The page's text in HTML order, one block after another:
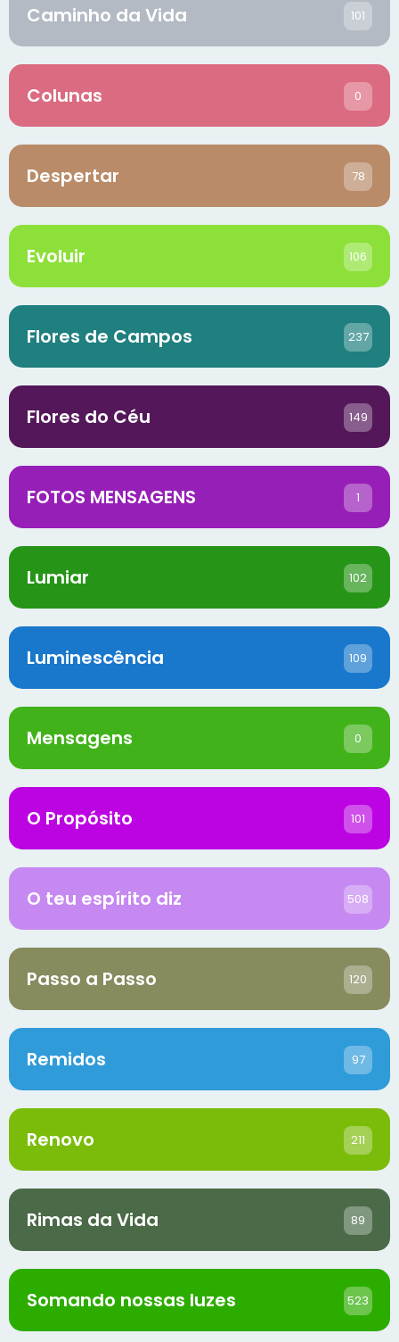
Caminho da Vida 101
Colunas 0
Despertar 78
Evoluir 106
Flores de Campos 237
Flores do Céu 149
FOTOS MENSAGENS 1
Lumiar 102
Luminescência 109
Mensagens 0
O Propósito 101
O teu espírito diz 508
Passo a Passo 120
Remidos 97
Renovo 211
Rimas da Vida 89
Somando nossas luzes 523